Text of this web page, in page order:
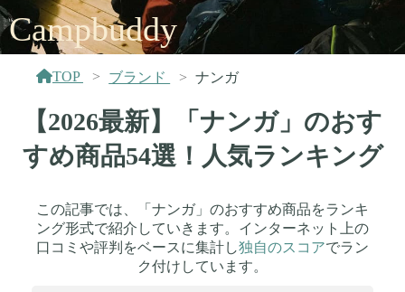
Campbuddy
TOP ブランド ナンガ
【2026最新】「ナンガ」のおす
すめ商品54選！人気ランキング
この記事では、「ナンガ」のおすすめ商品をランキ
ング形式で紹介していきます。インターネット上の
口コミや評判をベースに集計し独自のスコアでラン
ク付けしています。